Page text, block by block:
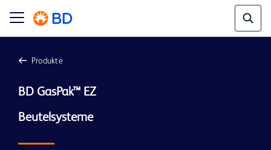
Produkte
BD GasPak™ EZ
Beutelsysteme